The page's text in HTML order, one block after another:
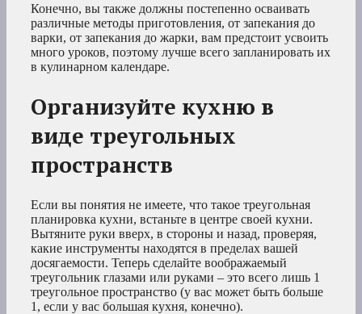
Конечно, вы также должны постепенно осваивать
различные методы приготовления, от запекания до
варки, от запекания до жарки, вам предстоит усвоить
много уроков, поэтому лучше всего запланировать их
в кулинарном календаре.
Организуйте кухню в
виде треугольных
пространств
Если вы понятия не имеете, что такое треугольная
планировка кухни, встаньте в центре своей кухни.
Вытяните руки вверх, в стороны и назад, проверяя,
какие инструменты находятся в пределах вашей
досягаемости. Теперь сделайте воображаемый
треугольник глазами или руками – это всего лишь 1
треугольное пространство (у вас может быть больше
1, если у вас большая кухня, конечно).